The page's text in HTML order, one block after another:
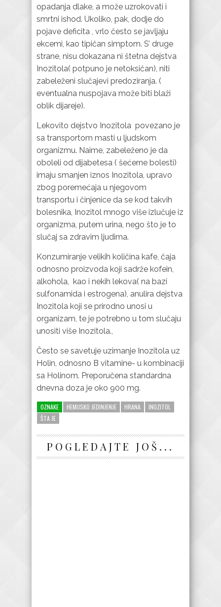
opadanja dlake, a može uzrokovati i
smrtni ishod. Ukoliko, pak, dodje do
pojave deficita , vrlo često se javljaju
ekcemi, kao tipičan simptom. S’ druge
strane, nisu dokazana ni štetna dejstva
Inozitola( potpuno je netoksičan), niti
zabeleženi slučajevi predoziranja. (
eventualna nuspojava može biti blaži
oblik dijareje).
Lekovito dejstvo Inozitola povezano je
sa transportom masti u ljudskom
organizmu. Naime, zabeleženo je da
oboleli od dijabetesa ( šećerne bolesti)
imaju smanjen iznos Inozitola, upravo
zbog poremećaja u njegovom
transportu i činjenice da se kod takvih
bolesnika, Inozitol mnogo više izlučuje iz
organizma, putem urina, nego što je to
slučaj sa zdravim ljudima.
Konzumiranje velikih količina kafe, čaja
odnosno proizvoda koji sadrže kofein,
alkohola, kao i nekih lekova( na bazi
sulfonamida i estrogena), anulira dejstva
Inozitola koji se prirodno unosi u
organizam, te je potrebno u tom slučaju
unositi više Inozitola.,
Često se savetuje uzimanje Inozitola uz
Holin, odnosno B vitamine- u kombinaciji
sa Holinom. Preporučena standardna
dnevna doza je oko 900 mg.
OZNAKE HEMIJSKO JEDINJENJE HRANA
INOZITOL
ŠTA JE
POGLEDAJTE JOŠ...